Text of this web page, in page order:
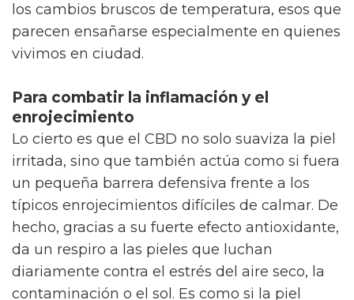
los cambios bruscos de temperatura, esos que
parecen ensañarse especialmente en quienes
vivimos en ciudad.
Para combatir la inflamación y el
enrojecimiento
Lo cierto es que el CBD no solo suaviza la piel
irritada, sino que también actúa como si fuera
un pequeña barrera defensiva frente a los
típicos enrojecimientos difíciles de calmar. De
hecho, gracias a su fuerte efecto antioxidante,
da un respiro a las pieles que luchan
diariamente contra el estrés del aire seco, la
contaminación o el sol. Es como si la piel